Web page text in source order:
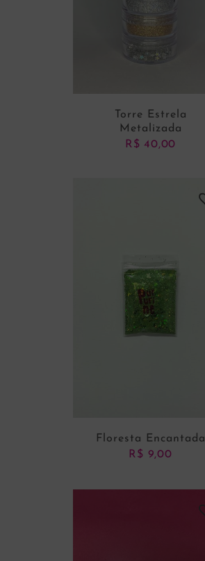
Torre Estrela
Metalizada
R$ 40,00
Floresta Encantada
R$ 9,00